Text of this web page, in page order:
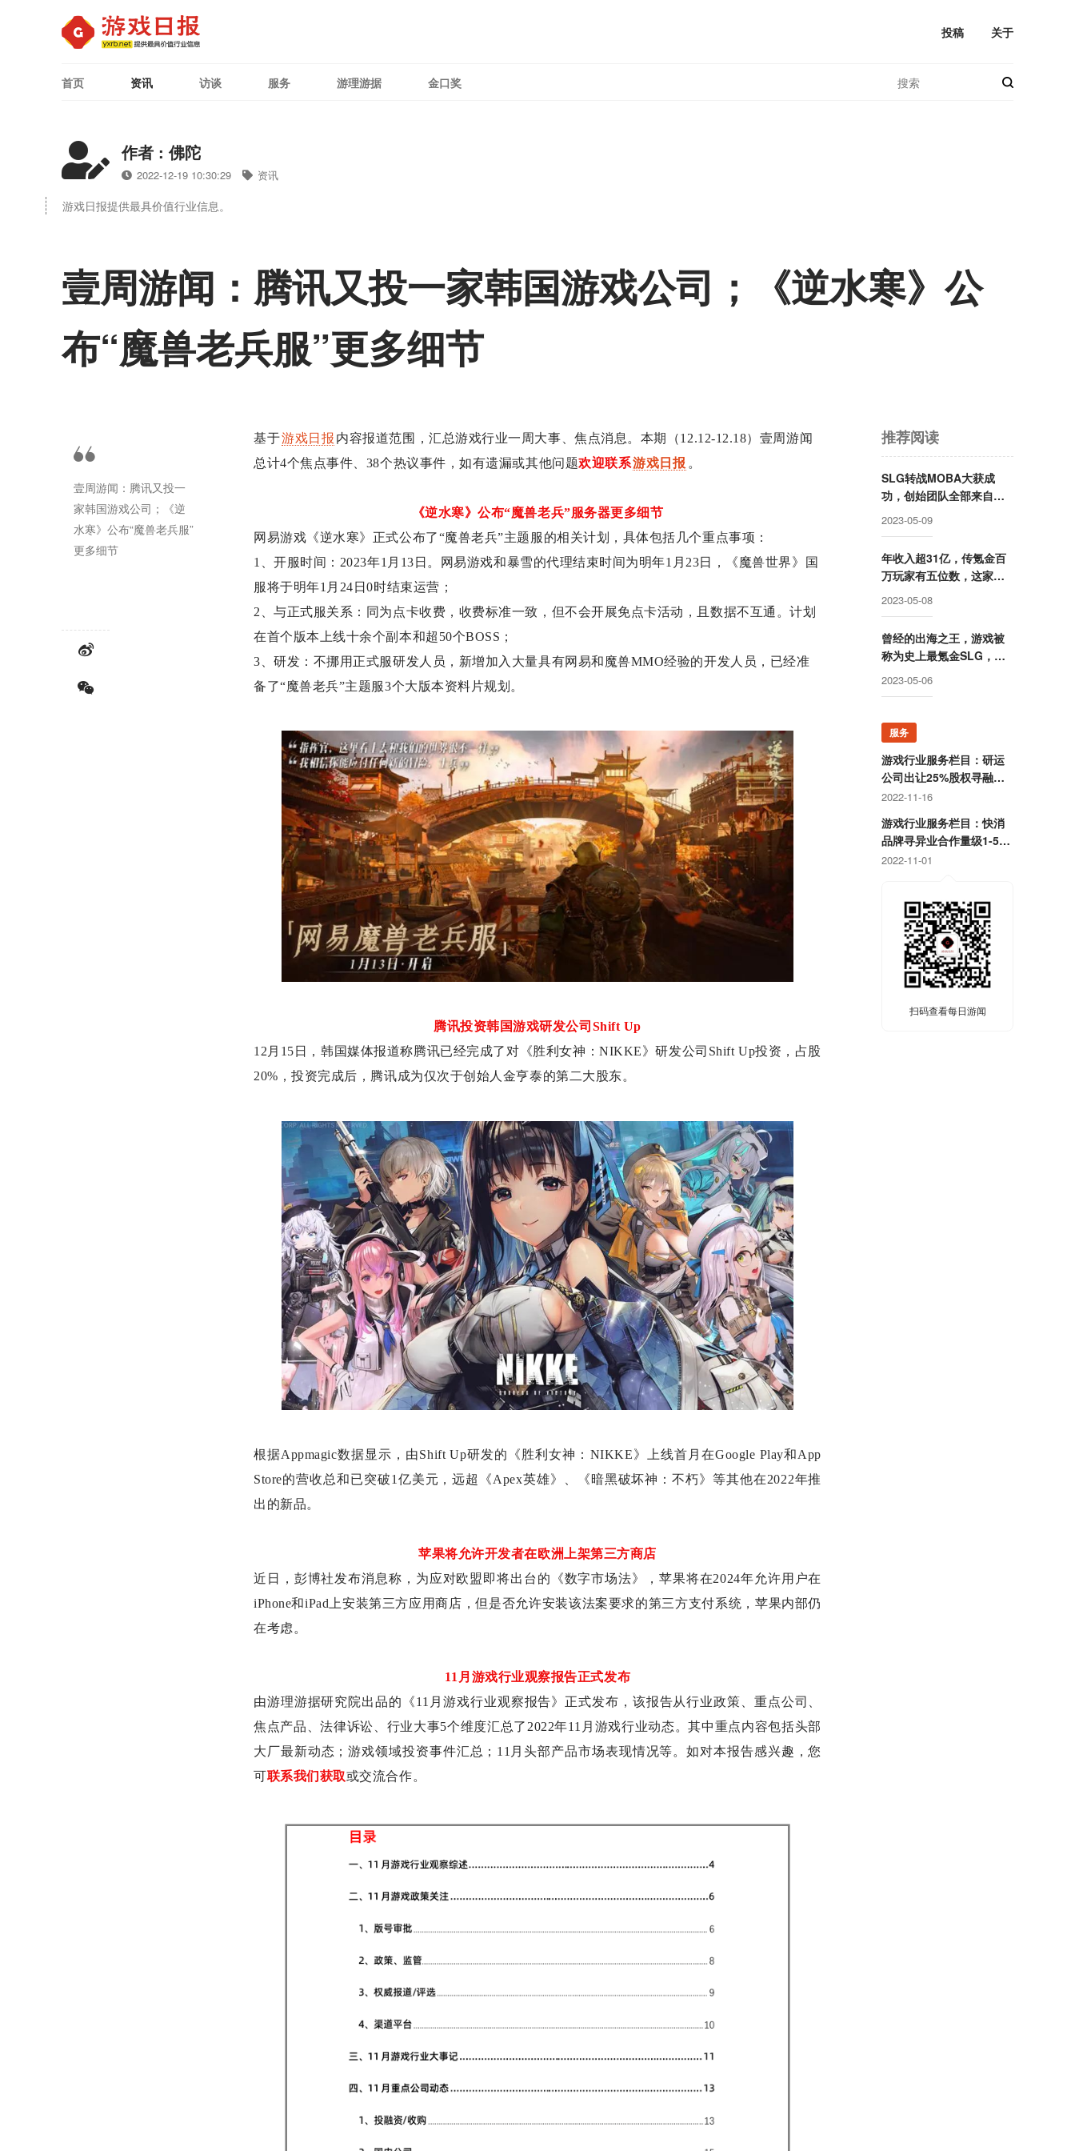
投稿 关于
首页 资讯 访谈 服务 游理游据 金口奖
作者 : 佛陀
2022-12-19 10:30:29 资讯
游戏日报提供最具价值行业信息。
壹周游闻：腾讯又投一家韩国游戏公司；《逆水寒》公
布“魔兽老兵服”更多细节
壹周游闻：腾讯又投一
家韩国游戏公司；《逆
水寒》公布“魔兽老兵服”
更多细节
基于游戏日报 内容报道范围，汇总游戏行业一周大事、焦点消息。本期（12.12-12.18）壹周游闻
总计4个焦点事件、38个热议事件，如有遗漏或其他问题欢迎联系游戏日报 。
《逆水寒》公布“魔兽老兵”服务器更多细节
网易游戏《逆水寒》正式公布了“魔兽老兵”主题服的相关计划，具体包括几个重点事项：
1、开服时间：2023年1月13日。网易游戏和暴雪的代理结束时间为明年1月23日，《魔兽世界》国
服将于明年1月24日0时结束运营；
2、与正式服关系：同为点卡收费，收费标准一致，但不会开展免点卡活动，且数据不互通。计划
在首个版本上线十余个副本和超50个BOSS；
3、研发：不挪用正式服研发人员，新增加入大量具有网易和魔兽MMO经验的开发人员，已经准
备了“魔兽老兵”主题服3个大版本资料片规划。
腾讯投资韩国游戏研发公司Shift Up
12月15日，韩国媒体报道称腾讯已经完成了对《胜利女神：NIKKE》研发公司Shift Up投资，占股
20%，投资完成后，腾讯成为仅次于创始人金亨泰的第二大股东。
根据Appmagic数据显示，由Shift Up研发的《胜利女神：NIKKE》上线首月在Google Play和App
Store的营收总和已突破1亿美元，远超《Apex英雄》、《暗黑破坏神：不朽》等其他在2022年推
出的新品。
苹果将允许开发者在欧洲上架第三方商店
近日，彭博社发布消息称，为应对欧盟即将出台的《数字市场法》，苹果将在2024年允许用户在
iPhone和iPad上安装第三方应用商店，但是否允许安装该法案要求的第三方支付系统，苹果内部仍
在考虑。
11月游戏行业观察报告正式发布
由游理游据研究院出品的《11月游戏行业观察报告》正式发布，该报告从行业政策、重点公司、
焦点产品、法律诉讼、行业大事5个维度汇总了2022年11月游戏行业动态。其中重点内容包括头部
大厂最新动态；游戏领域投资事件汇总；11月头部产品市场表现情况等。如对本报告感兴趣，您
可联系我们获取或交流合作。
推荐阅读
SLG转战MOBA大获成
功，创始团队全部来自腾
讯却被字节高价收购，赛
公司要回归国内市场？
2023-05-09
年收入超31亿，传氪金百
万玩家有五位数，这家公
司成立两年后就开始走向
2023-05-08
曾经的出海之王，游戏被
称为史上最氪金SLG，这
家公司卖身被赚走50亿后
2023-05-06
服务
游戏行业服务栏目：研运
公司出让25%股权寻融
资；某团队寻开发线上合
2022-11-16
游戏行业服务栏目：快消
品牌寻异业合作量级1-5
亿；灵犀互娱上海团队招
2022-11-01
扫码查看每日游闻